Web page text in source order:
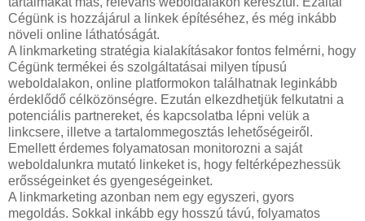
Cégünk is hozzájárul a linkek építéséhez, és még inkább
növeli online láthatóságát.
A linkmarketing stratégia kialakításakor fontos felmérni, hogy
Cégünk termékei és szolgáltatásai milyen típusú
weboldalakon, online platformokon találhatnak leginkább
érdeklődő célközönségre. Ezután elkezdhetjük felkutatni a
potenciális partnereket, és kapcsolatba lépni velük a
linkcsere, illetve a tartalommegosztás lehetőségeiről.
Emellett érdemes folyamatosan monitorozni a saját
weboldalunkra mutató linkeket is, hogy feltérképezhessük
erősségeinket és gyengeségeinket.
A linkmarketing azonban nem egy egyszeri, gyors
megoldás. Sokkal inkább egy hosszú távú, folyamatos